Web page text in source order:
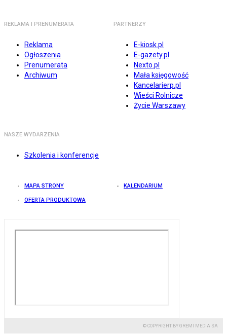
REKLAMA I PRENUMERATA
Reklama
Ogłoszenia
Prenumerata
Archiwum
PARTNERZY
E-kiosk.pl
E-gazety.pl
Nexto.pl
Mała księgowość
Kancelarierp.pl
Wieści Rolnicze
Życie Warszawy
NASZE WYDARZENIA
Szkolenia i konferencje
MAPA STRONY KALENDARIUM
OFERTA PRODUKTOWA
© COPYRIGHT BY GREMI MEDIA SA